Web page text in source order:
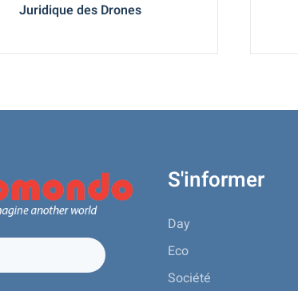
Juridique des Drones
S'informer
Day
Eco
Société